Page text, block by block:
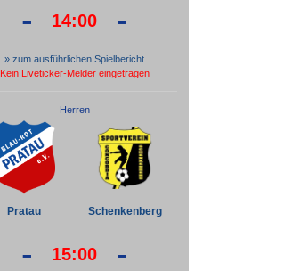
- 14:00 -
» zum ausführlichen Spielbericht
Kein Liveticker-Melder eingetragen
Herren
Pratau Schenkenberg
- 15:00 -